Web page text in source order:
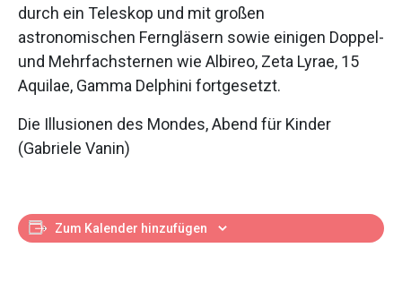
durch ein Teleskop und mit großen
astronomischen Ferngläsern sowie einigen Doppel-
und Mehrfachsternen wie Albireo, Zeta Lyrae, 15
Aquilae, Gamma Delphini fortgesetzt.
Die Illusionen des Mondes, Abend für Kinder
(Gabriele Vanin)
Zum Kalender hinzufügen